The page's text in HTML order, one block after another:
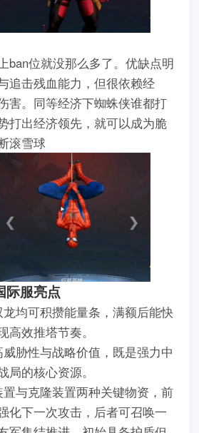
ban位就没那么多了。优缺点明
追击残血能力，但很依赖经
害。同等经济下蜘蛛侠谁都打
打出经济领先，就可以成为脆
滚雪球
际服亮点
均可积攒能量条，满额后能快
高效推塔节奏。
胁性与战略价值，既是强力中
局的核心资源。
与克隆装置两种关键物资，前
化下一次攻击，后者可召唤一